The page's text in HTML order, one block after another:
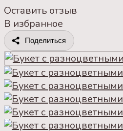
Оставить отзыв
В избранное
Поделиться